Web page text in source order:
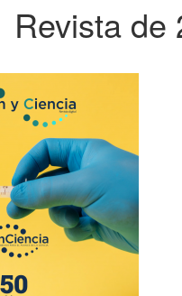
Revista de